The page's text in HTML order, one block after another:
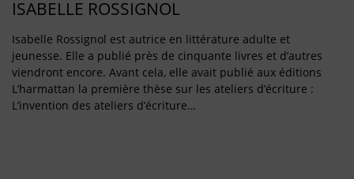
ISABELLE ROSSIGNOL
Isabelle Rossignol est autrice en littérature adulte et
jeunesse. Elle a publié près de cinquante livres et d’autres
viendront encore. Avant cela, elle avait publié aux éditions
L’harmattan la première thèse sur les ateliers d’écriture :
L’invention des ateliers d’écriture…